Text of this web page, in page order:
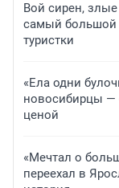
Вой сирен, злые
самый большой
туристки
«Ела одни
новосибирцы —
ценой
«Мечтал о
переехал в